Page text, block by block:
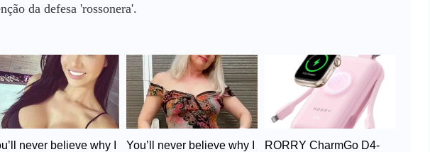
da defesa 'rossonera'.
never believe why I
You’ll never believe why I
RORRY CharmGo D4-